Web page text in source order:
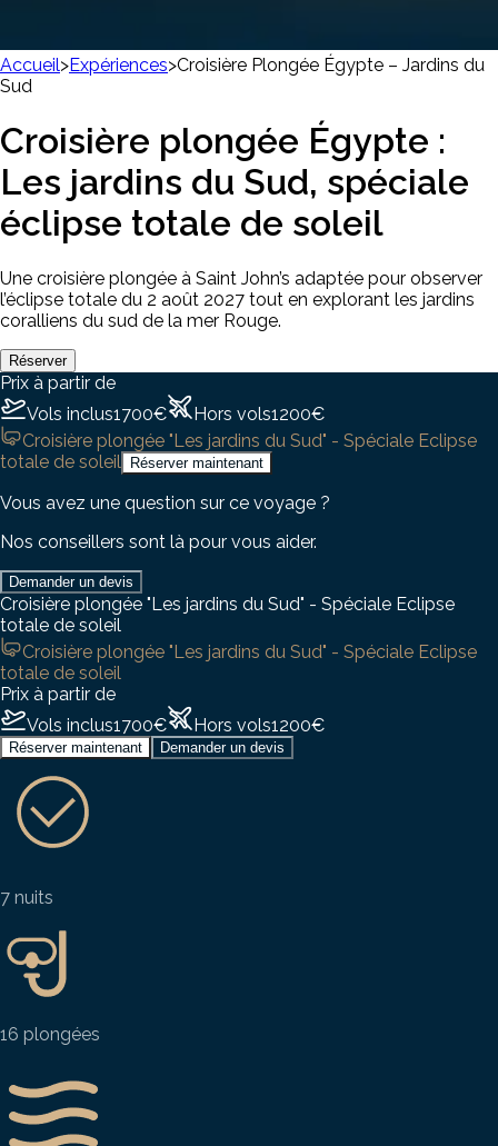
Accueil>Expériences>Croisière Plongée Égypte – Jardins du
Sud
Croisière plongée Égypte :
Les jardins du Sud, spéciale
éclipse totale de soleil
Une croisière plongée à Saint John’s adaptée pour observer
l’éclipse totale du 2 août 2027 tout en explorant les jardins
coralliens du sud de la mer Rouge.
Réserver
Prix à partir de
Vols inclus1700€ Hors vols1200€
Croisière plongée "Les jardins du Sud" - Spéciale Eclipse
totale de soleil
Réserver maintenant
Vous avez une question sur ce voyage ?
Nos conseillers sont là pour vous aider.
Demander un devis
Croisière plongée "Les jardins du Sud" - Spéciale Eclipse
totale de soleil
Croisière plongée "Les jardins du Sud" - Spéciale Eclipse
totale de soleil
Prix à partir de
Vols inclus1700€ Hors vols1200€
Réserver maintenant Demander un devis
7 nuits
16 plongées